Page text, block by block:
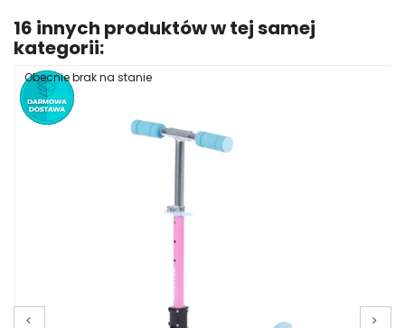
16 innych produktów w tej samej
kategorii:
Obecnie brak na stanie